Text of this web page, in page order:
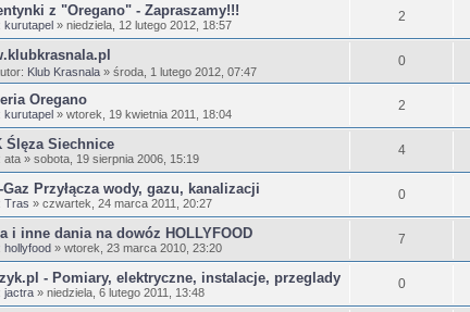
z "Oregano" - Zapraszamy!!!
kurutapel » niedziela, 12 lutego 2012, 18:57
2
Klub Krasnala » środa, 1 lutego 2012, 07:47
0
Oregano
kurutapel » wtorek, 19 kwietnia 2011, 18:04
2
Ślęza Siechnice
ata » sobota, 19 sierpnia 2006, 15:19
4
Gaz Przyłącza wody, gazu, kanalizacji
Tras » czwartek, 24 marca 2011, 20:27
0
i inne dania na dowóz HOLLYFOOD
hollyfood » wtorek, 23 marca 2010, 23:20
7
- Pomiary, elektryczne, instalacje, przeglady
jactra » niedziela, 6 lutego 2011, 13:48
0